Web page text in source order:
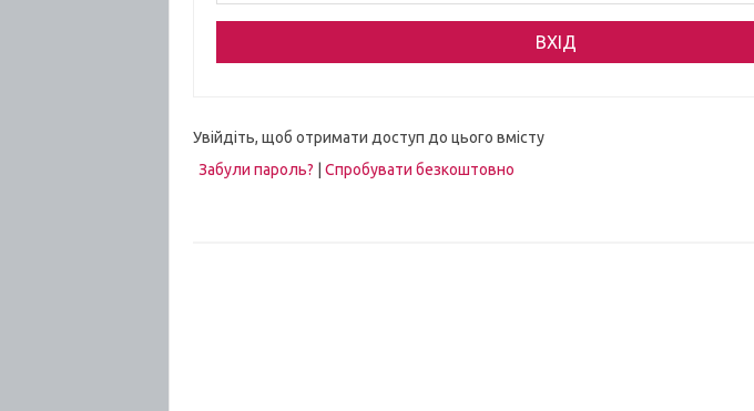
Увійдіть, щоб отримати доступ до цього вмісту
Забули пароль?
Спробувати безкоштовно